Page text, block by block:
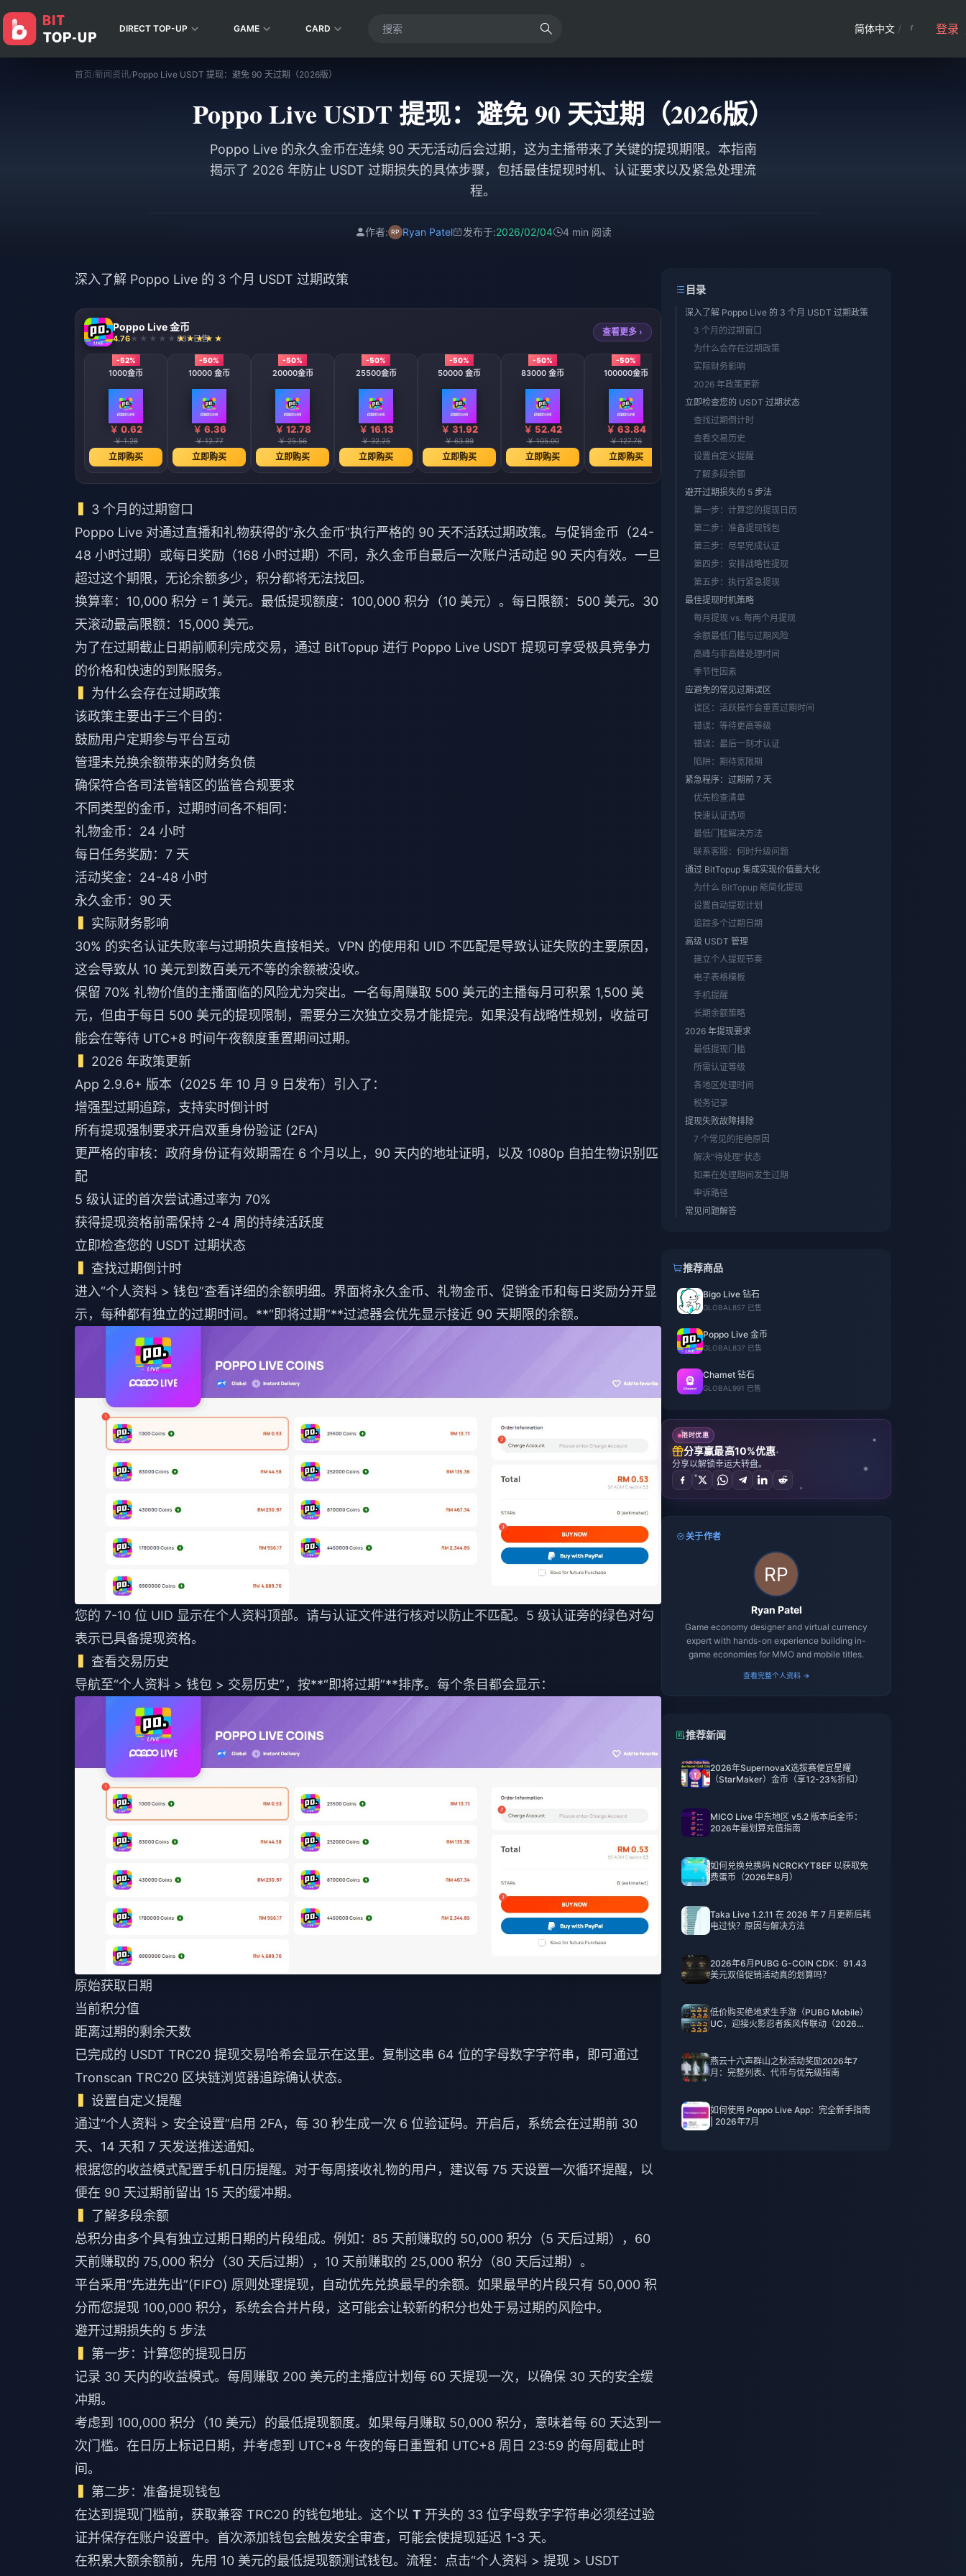
DIRECT TOP-UP GAME CARD 简体中文 / 登录
首页/新闻资讯/Poppo Live USDT 提现：避免 90 天过期（2026版）
Poppo Live USDT 提现：避免 90 天过期（2026版）
Poppo Live 的永久金币在连续 90 天无活动后会过期，这为主播带来了关键的提现期限。本指南
揭示了 2026 年防止 USDT 过期损失的具体步骤，包括最佳提现时机、认证要求以及紧急处理流
程。
作者: Ryan Patel 发布于:2026/02/04 4 min 阅读
深入了解 Poppo Live 的 3 个月 USDT 过期政策
Poppo Live 金币
4.76 837 已售
查看更多 ›
-52%
1000金币
￥ 0.62
￥ 1.28
立即购买
-50%
10000 金币
￥ 6.36
￥ 12.77
立即购买
-50%
20000金币
￥ 12.78
￥ 25.56
立即购买
-50%
25500金币
￥ 16.13
￥ 32.25
立即购买
-50%
50000 金币
￥ 31.92
￥ 63.89
立即购买
-50%
83000 金币
￥ 52.42
￥ 105.00
立即购买
-50%
100000金币
￥ 63.84
￥ 127.76
立即购买
-50%
252000 金币
￥ 318.82
立即购买
3 个月的过期窗口
Poppo Live 对通过直播和礼物获得的“永久金币”执行严格的 90 天不活跃过期政策。与促销金币（24-
48 小时过期）或每日奖励（168 小时过期）不同，永久金币自最后一次账户活动起 90 天内有效。一旦
超过这个期限，无论余额多少，积分都将无法找回。
换算率：10,000 积分 = 1 美元。最低提现额度：100,000 积分（10 美元）。每日限额：500 美元。30
天滚动最高限额：15,000 美元。
为了在过期截止日期前顺利完成交易，通过 BitTopup 进行 Poppo Live USDT 提现可享受极具竞争力
的价格和快速的到账服务。
为什么会存在过期政策
该政策主要出于三个目的：
鼓励用户定期参与平台互动
管理未兑换余额带来的财务负债
确保符合各司法管辖区的监管合规要求
不同类型的金币，过期时间各不相同：
礼物金币：24 小时
每日任务奖励：7 天
活动奖金：24-48 小时
永久金币：90 天
实际财务影响
30% 的实名认证失败率与过期损失直接相关。VPN 的使用和 UID 不匹配是导致认证失败的主要原因，
这会导致从 10 美元到数百美元不等的余额被没收。
保留 70% 礼物价值的主播面临的风险尤为突出。一名每周赚取 500 美元的主播每月可积累 1,500 美
元，但由于每日 500 美元的提现限制，需要分三次独立交易才能提完。如果没有战略性规划，收益可
能会在等待 UTC+8 时间午夜额度重置期间过期。
2026 年政策更新
App 2.9.6+ 版本（2025 年 10 月 9 日发布）引入了：
增强型过期追踪，支持实时倒计时
所有提现强制要求开启双重身份验证 (2FA)
更严格的审核：政府身份证有效期需在 6 个月以上，90 天内的地址证明，以及 1080p 自拍生物识别匹
配
5 级认证的首次尝试通过率为 70%
获得提现资格前需保持 2-4 周的持续活跃度
立即检查您的 USDT 过期状态
查找过期倒计时
进入“个人资料 > 钱包”查看详细的余额明细。界面将永久金币、礼物金币、促销金币和每日奖励分开显
示，每种都有独立的过期时间。**“即将过期”**过滤器会优先显示接近 90 天期限的余额。
您的 7-10 位 UID 显示在个人资料顶部。请与认证文件进行核对以防止不匹配。5 级认证旁的绿色对勾
表示已具备提现资格。
查看交易历史
导航至“个人资料 > 钱包 > 交易历史”，按**“即将过期”**排序。每个条目都会显示：
原始获取日期
当前积分值
距离过期的剩余天数
已完成的 USDT TRC20 提现交易哈希会显示在这里。复制这串 64 位的字母数字字符串，即可通过
Tronscan TRC20 区块链浏览器追踪确认状态。
设置自定义提醒
通过“个人资料 > 安全设置”启用 2FA，每 30 秒生成一次 6 位验证码。开启后，系统会在过期前 30
天、14 天和 7 天发送推送通知。
根据您的收益模式配置手机日历提醒。对于每周接收礼物的用户，建议每 75 天设置一次循环提醒，以
便在 90 天过期前留出 15 天的缓冲期。
了解多段余额
总积分由多个具有独立过期日期的片段组成。例如：85 天前赚取的 50,000 积分（5 天后过期），60
天前赚取的 75,000 积分（30 天后过期），10 天前赚取的 25,000 积分（80 天后过期）。
平台采用“先进先出”(FIFO) 原则处理提现，自动优先兑换最早的余额。如果最早的片段只有 50,000 积
分而您提现 100,000 积分，系统会合并片段，这可能会让较新的积分也处于易过期的风险中。
避开过期损失的 5 步法
第一步：计算您的提现日历
记录 30 天内的收益模式。每周赚取 200 美元的主播应计划每 60 天提现一次，以确保 30 天的安全缓
冲期。
考虑到 100,000 积分（10 美元）的最低提现额度。如果每月赚取 50,000 积分，意味着每 60 天达到一
次门槛。在日历上标记日期，并考虑到 UTC+8 午夜的每日重置和 UTC+8 周日 23:59 的每周截止时
间。
第二步：准备提现钱包
在达到提现门槛前，获取兼容 TRC20 的钱包地址。这个以 T 开头的 33 位字母数字字符串必须经过验
证并保存在账户设置中。首次添加钱包会触发安全审查，可能会使提现延迟 1-3 天。
在积累大额余额前，先用 10 美元的最低提现额测试钱包。流程：点击“个人资料 > 提现 > USDT
目录
深入了解 Poppo Live 的 3 个月 USDT 过期政策
3 个月的过期窗口
为什么会存在过期政策
实际财务影响
2026 年政策更新
立即检查您的 USDT 过期状态
查找过期倒计时
查看交易历史
设置自定义提醒
了解多段余额
避开过期损失的 5 步法
第一步：计算您的提现日历
第二步：准备提现钱包
第三步：尽早完成认证
第四步：安排战略性提现
第五步：执行紧急提现
最佳提现时机策略
每月提现 vs. 每两个月提现
余额最低门槛与过期风险
高峰与非高峰处理时间
季节性因素
应避免的常见过期误区
误区：活跃操作会重置过期时间
错误：等待更高等级
错误：最后一刻才认证
陷阱：期待宽限期
紧急程序：过期前 7 天
优先检查清单
快速认证选项
最低门槛解决方法
联系客服：何时升级问题
通过 BitTopup 集成实现价值最大化
为什么 BitTopup 能简化提现
设置自动提现计划
追踪多个过期日期
高级 USDT 管理
建立个人提现节奏
电子表格模板
手机提醒
长期余额策略
2026 年提现要求
最低提现门槛
所需认证等级
各地区处理时间
税务记录
提现失败故障排除
7 个常见的拒绝原因
解决“待处理”状态
如果在处理期间发生过期
申诉路径
常见问题解答
推荐商品
Bigo Live 钻石
GLOBAL 857 已售
Poppo Live 金币
GLOBAL 837 已售
Chamet 钻石
GLOBAL 991 已售
限时优惠
分享赢最高10%优惠
分享以解锁幸运大转盘。
关于作者
Ryan Patel
Game economy designer and virtual currency
expert with hands-on experience building in-
game economies for MMO and mobile titles.
查看完整个人资料 →
推荐新闻
2026年SupernovaX选拔赛便宜星耀
（StarMaker）金币（享12-23%折扣）
MICO Live 中东地区 v5.2 版本后金币：
2026年最划算充值指南
如何兑换兑换码 NCRCKYT8EF 以获取免
费蛋币（2026年8月）
Taka Live 1.2.11 在 2026 年 7 月更新后耗
电过快？原因与解决方法
2026年6月PUBG G-COIN CDK：91.43
美元双倍促销活动真的划算吗？
低价购买绝地求生手游（PUBG Mobile）
UC，迎接火影忍者疾风传联动（2026年7
燕云十六声群山之秋活动奖励2026年7
月：完整列表、代币与优先级指南
如何使用 Poppo Live App：完全新手指南
| 2026年7月